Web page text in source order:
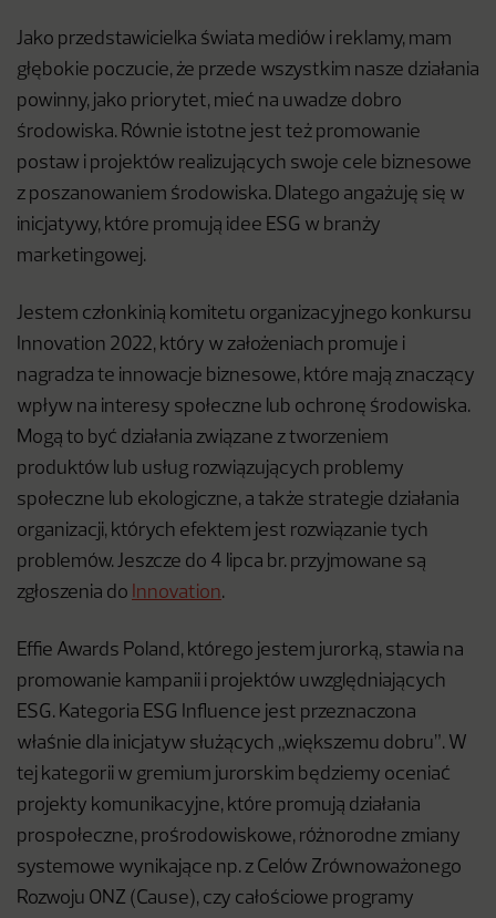
Jako przedstawicielka świata mediów i reklamy, mam
głębokie poczucie, że przede wszystkim nasze działania
powinny, jako priorytet, mieć na uwadze dobro
środowiska. Równie istotne jest też promowanie
postaw i projektów realizujących swoje cele biznesowe
z poszanowaniem środowiska. Dlatego angażuję się w
inicjatywy, które promują idee ESG w branży
marketingowej.
Jestem członkinią komitetu organizacyjnego konkursu
Innovation 2022, który w założeniach promuje i
nagradza te innowacje biznesowe, które mają znaczący
wpływ na interesy społeczne lub ochronę środowiska.
Mogą to być działania związane z tworzeniem
produktów lub usług rozwiązujących problemy
społeczne lub ekologiczne, a także strategie działania
organizacji, których efektem jest rozwiązanie tych
problemów. Jeszcze do 4 lipca br. przyjmowane są
zgłoszenia do Innovation.
Effie Awards Poland, którego jestem jurorką, stawia na
promowanie kampanii i projektów uwzględniających
ESG. Kategoria ESG Influence jest przeznaczona
właśnie dla inicjatyw służących „większemu dobru”. W
tej kategorii w gremium jurorskim będziemy oceniać
projekty komunikacyjne, które promują działania
prospołeczne, prośrodowiskowe, różnorodne zmiany
systemowe wynikające np. z Celów Zrównoważonego
Rozwoju ONZ (Cause), czy całościowe programy